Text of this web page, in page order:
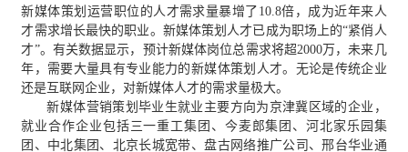
新媒体策划运营职位的人才需求量暴增了10.8倍，成为近年来人
才需求增长最快的职业。新媒体策划人才已成为职场上的“紧俏人
才”。有关数据显示，预计新媒体岗位总需求将超2000万，未来几
年，需要大量具有专业能力的新媒体策划人才。无论是传统企业
还是互联网企业，对新媒体人才的需求量极大。
新媒体营销策划毕业生就业主要方向为京津冀区域的企业，
就业合作企业包括三一重工集团、今麦郎集团、河北家乐园集
团、中北集团、北京长城宽带、盘古网络推广公司、邢台华业通